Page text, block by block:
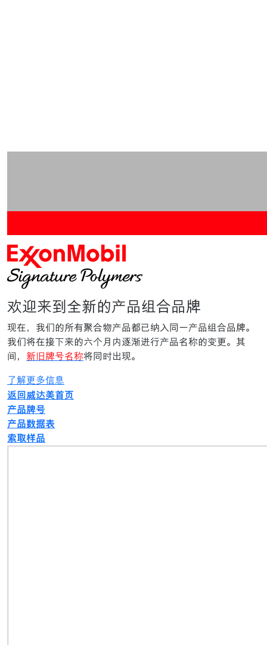
欢迎来到全新的产品组合品牌
现在，我们的所有聚合物产品都已纳入同一产品组合品牌。
我们将在接下来的六个月内逐渐进行产品名称的变更。其
间， 新旧牌号名称将同时出现。
了解更多信息
返回威达美首页
产品牌号
产品数据表
索取样品